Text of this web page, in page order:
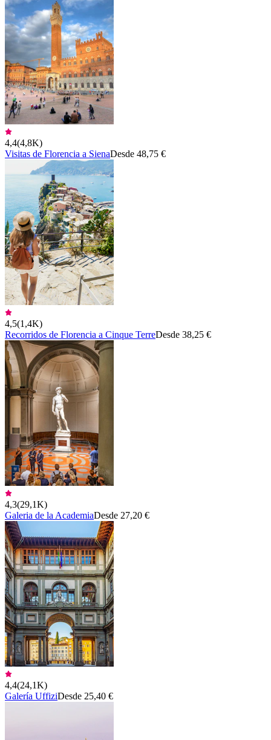
4,4(4,8K)
Visitas de Florencia a SienaDesde 48,75 €
4,5(1,4K)
Recorridos de Florencia a Cinque TerreDesde 38,25 €
4,3(29,1K)
Galeria de la AcademiaDesde 27,20 €
4,4(24,1K)
Galería UffiziDesde 25,40 €